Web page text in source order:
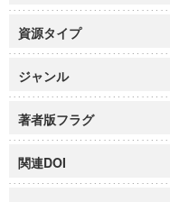
資源タイプ
ジャンル
著者版フラグ
関連DOI